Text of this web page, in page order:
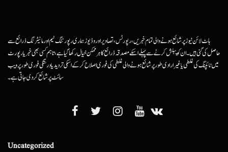
ہاٹ لائن نیوز پر شائع ہونے والی تمام خبریں، رپورٹس، تصاویر اور وڈیوز ہماری رپورٹنگ ٹیم اور مانیٹرنگ ذرائع سے
حاصل کی گئی ہیں۔ ان کو پبلش کرنے سے پہلے اسکے مصدقہ ذرائع کا ہرممکن خیال رکھا گیا ہے، تاہم کسی بھی خبر یا رپورٹ
میں ٹائپنگ کی غلطی یا غیرارادی طور پر شائع ہونے والی غلطی کی فوری اصلاح کرکے اسکی تردید یا درستگی فوری طور پر ویب
سائٹ پر شائع کردی جاتی ہے۔
Uncategorized